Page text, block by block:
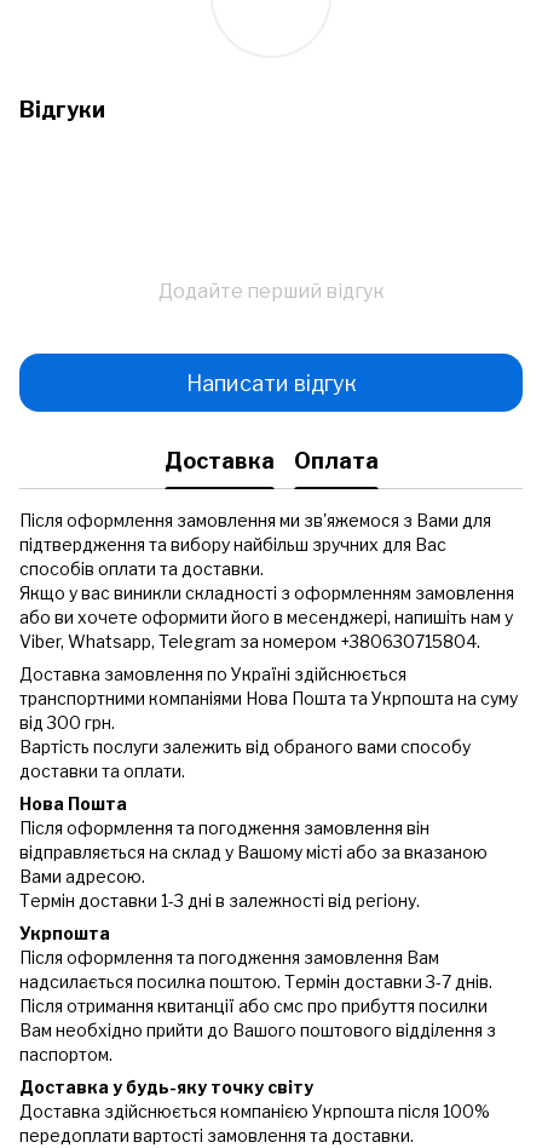
Відгуки
Додайте перший відгук
Написати відгук
Доставка Оплата
Після оформлення замовлення ми зв'яжемося з Вами для
підтвердження та вибору найбільш зручних для Вас
способів оплати та доставки.
Якщо у вас виникли складності з оформленням замовлення
або ви хочете оформити його в месенджері, напишіть нам у
Viber, Whatsapp, Telegram за номером +380630715804.
Доставка замовлення по Україні здійснюється
транспортними компаніями Нова Пошта та Укрпошта на суму
від 300 грн.
Вартість послуги залежить від обраного вами способу
доставки та оплати.
Нова Пошта
Після оформлення та погодження замовлення він
відправляється на склад у Вашому місті або за вказаною
Вами адресою.
Термін доставки 1-3 дні в залежності від регіону.
Укрпошта
Після оформлення та погодження замовлення Вам
надсилається посилка поштою. Термін доставки 3-7 днів.
Після отримання квитанції або смс про прибуття посилки
Вам необхідно прийти до Вашого поштового відділення з
паспортом.
Доставка у будь-яку точку світу
Доставка здійснюється компанією Укрпошта після 100%
передоплати вартості замовлення та доставки.